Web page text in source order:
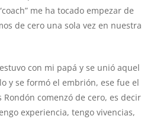
me ha tocado empezar de
de cero una sola vez en nuestra
con mi papá y se unió aquel
y se formó el embrión, ese fue el
comenzó de cero, es decir
experiencia, tengo vivencias,